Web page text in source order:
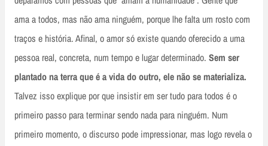
ama a todos, mas não ama ninguém, porque lhe falta um rosto com
traços e história. Afinal, o amor só existe quando oferecido a uma
pessoa real, concreta, num tempo e lugar determinado. Sem ser
plantado na terra que é a vida do outro, ele não se materializa.
Talvez isso explique por que insistir em ser tudo para todos é o
primeiro passo para terminar sendo nada para ninguém. Num
primeiro momento, o discurso pode impressionar, mas logo revela o